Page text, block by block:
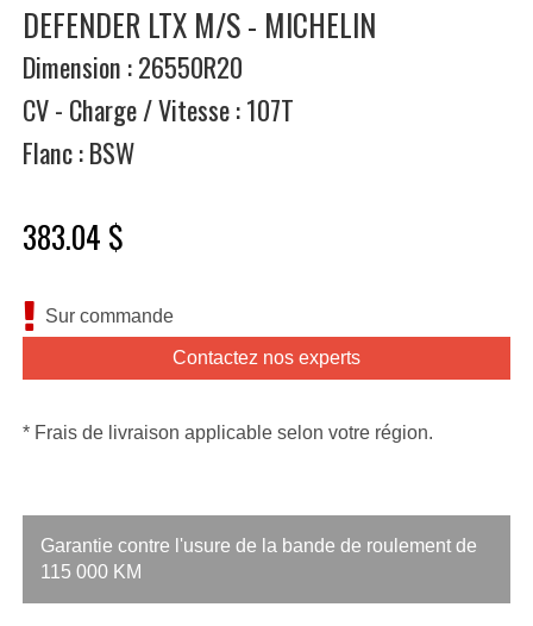
DEFENDER LTX M/S - MICHELIN
Dimension : 26550R20
CV - Charge / Vitesse : 107T
Flanc : BSW
383.04 $
Sur commande
Contactez nos experts
* Frais de livraison applicable selon votre région.
Garantie contre l'usure de la bande de roulement de
115 000 KM